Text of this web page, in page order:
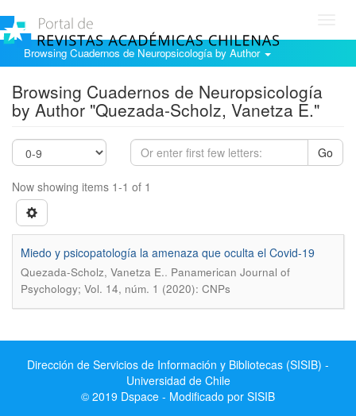
Browsing Cuadernos de Neuropsicología by Author
Browsing Cuadernos de Neuropsicología
by Author "Quezada-Scholz, Vanetza E."
Go
Now showing items 1-1 of 1
Miedo y psicopatología la amenaza que oculta el Covid-19
Quezada-Scholz, Vanetza E.. Panamerican Journal of
Psychology; Vol. 14, núm. 1 (2020): CNPs
Dirección de Servicios de Información y Bibliotecas (SISIB) -
Universidad de Chile
© 2019 Dspace - Modificado por SISIB